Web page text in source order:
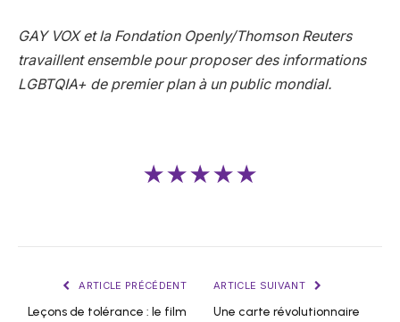
GAY VOX et la Fondation Openly/Thomson Reuters
travaillent ensemble pour proposer des informations
LGBTQIA+ de premier plan à un public mondial.
★★★★★
ARTICLE PRÉCÉDENT
Leçons de tolérance : le film
ARTICLE SUIVANT
Une carte révolutionnaire